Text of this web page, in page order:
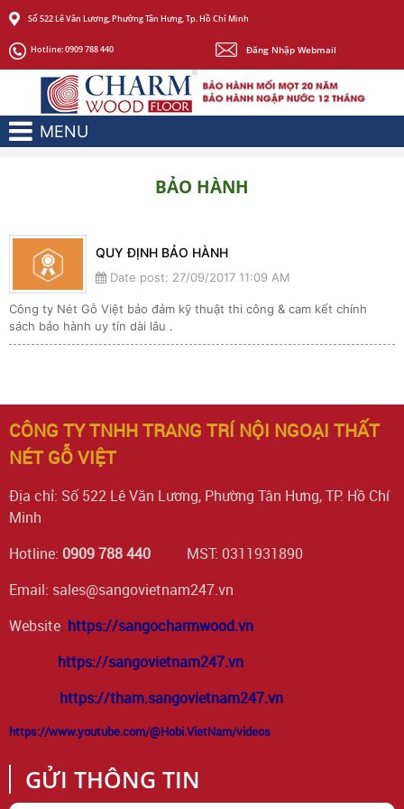
Số 522 Lê Văn Lương, Phường Tân Hưng, Tp. Hồ Chí Minh
Hotline:0909 788 440 Đăng Nhập Webmail
MENU
BẢO HÀNH
QUY ĐỊNH BẢO HÀNH
Date post: 27/09/2017 11:09 AM
Công ty Nét Gỗ Việt bảo đảm kỹ thuật thi công & cam kết chính
sách bảo hành uy tín dài lâu .
CÔNG TY TNHH TRANG TRÍ NỘI NGOẠI THẤT
NÉT GỖ VIỆT
Địa chỉ: Số 522 Lê Văn Lương, Phường Tân Hưng, TP. Hồ Chí
Minh
Hotline: 0909 788 440 MST: 0311931890
Email: sales@sangovietnam247.vn
Website: https://sangocharmwood.vn
https://sangovietnam247.vn
https://tham.sangovietnam247.vn
https://www.youtube.com/@Hobi.VietNam/videos
GỬI THÔNG TIN